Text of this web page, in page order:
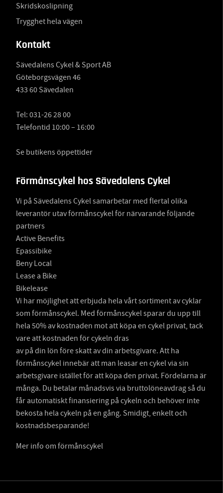
Skridskoslipning
Trygghet hela vägen
Kontakt
Sävedalens Cykel & Sport AB
Göteborgsvägen 46
433 60 Sävedalen
Tel: 031-26 28 00
Telefontid 10:00 – 16:00
Se butikens öppettider
Förmånscykel hos Sävedalens Cykel
Vi på Sävedalens Cykel samarbetar med flertal olika
leverantör utav förmånscykel för närvarande följande
partners
Active Benefits
Epassibike
Beny Local
Lease a Bike
Bikelease
Vi har möjlighet att erbjuda hela vårt sortiment av cyklar
som förmånscykel. Med förmånscykel sparar du upp till
hela 50% av kostnaden mot att köpa en cykel privat, tack
vare att kostnaden för cykeln dras
av på din lön före skatt av din arbetsgivare. Att ha
förmånscykel innebär att man leasar en cykel via sin
arbetsgivare istället för att köpa den privat. Fördelarna är
många. Du betalar månadsvis via bruttolöneavdrag så du
får automatiskt finansiering på cykeln och behöver inte
bekosta hela cykeln på en gång. Smidigt, enkelt och
kostnadsbesparande!
Mer info om förmånscykel